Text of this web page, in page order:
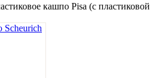
кашпо Pisa (с пластиковой